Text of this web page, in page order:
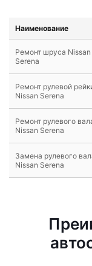
Наименование
Ремонт шруса Nissan
Serena
Ремонт рулевой
Nissan Serena
Ремонт рулевого
Nissan Serena
Замена рулевого
Nissan Serena